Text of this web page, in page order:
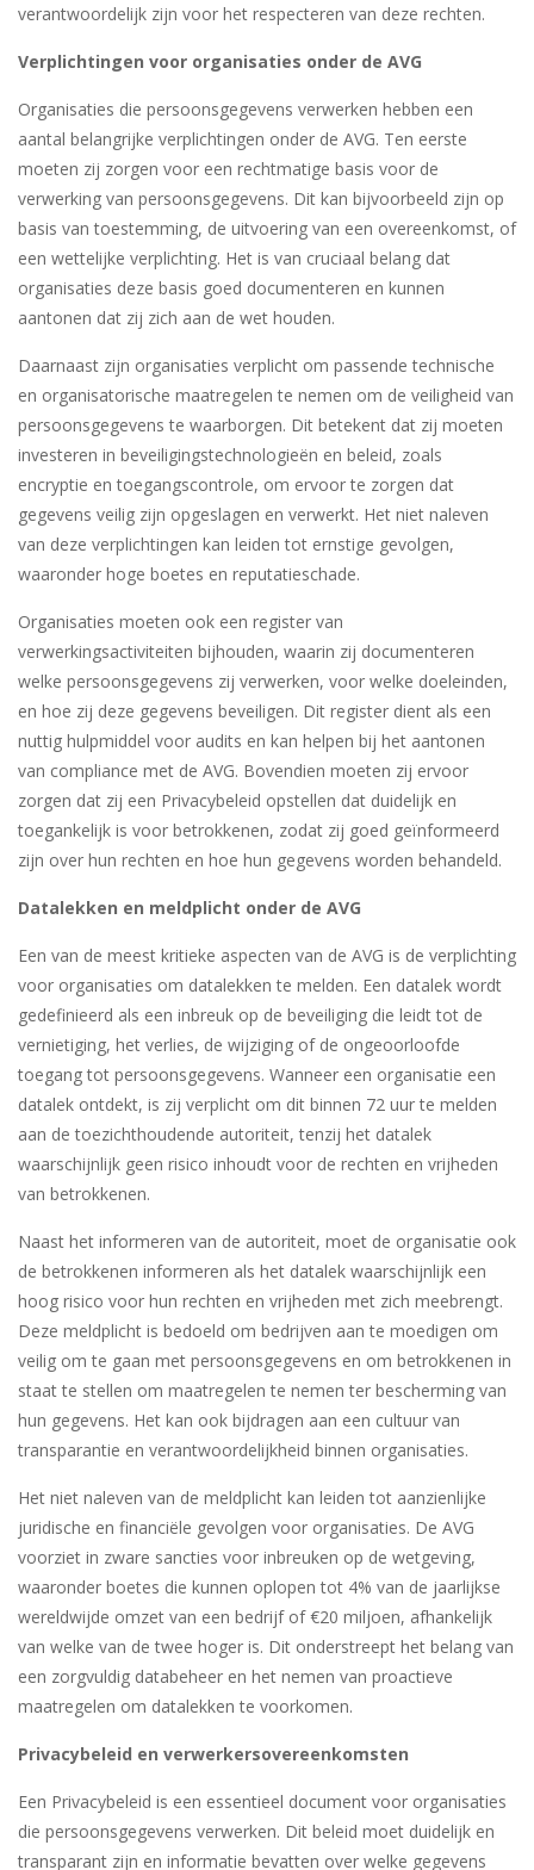
verantwoordelijk zijn voor het respecteren van deze rechten.
Verplichtingen voor organisaties onder de AVG
Organisaties die persoonsgegevens verwerken hebben een
aantal belangrijke verplichtingen onder de AVG. Ten eerste
moeten zij zorgen voor een rechtmatige basis voor de
verwerking van persoonsgegevens. Dit kan bijvoorbeeld zijn op
basis van toestemming, de uitvoering van een overeenkomst, of
een wettelijke verplichting. Het is van cruciaal belang dat
organisaties deze basis goed documenteren en kunnen
aantonen dat zij zich aan de wet houden.
Daarnaast zijn organisaties verplicht om passende technische
en organisatorische maatregelen te nemen om de veiligheid van
persoonsgegevens te waarborgen. Dit betekent dat zij moeten
investeren in beveiligingstechnologieën en beleid, zoals
encryptie en toegangscontrole, om ervoor te zorgen dat
gegevens veilig zijn opgeslagen en verwerkt. Het niet naleven
van deze verplichtingen kan leiden tot ernstige gevolgen,
waaronder hoge boetes en reputatieschade.
Organisaties moeten ook een register van
verwerkingsactiviteiten bijhouden, waarin zij documenteren
welke persoonsgegevens zij verwerken, voor welke doeleinden,
en hoe zij deze gegevens beveiligen. Dit register dient als een
nuttig hulpmiddel voor audits en kan helpen bij het aantonen
van compliance met de AVG. Bovendien moeten zij ervoor
zorgen dat zij een Privacybeleid opstellen dat duidelijk en
toegankelijk is voor betrokkenen, zodat zij goed geïnformeerd
zijn over hun rechten en hoe hun gegevens worden behandeld.
Datalekken en meldplicht onder de AVG
Een van de meest kritieke aspecten van de AVG is de verplichting
voor organisaties om datalekken te melden. Een datalek wordt
gedefinieerd als een inbreuk op de beveiliging die leidt tot de
vernietiging, het verlies, de wijziging of de ongeoorloofde
toegang tot persoonsgegevens. Wanneer een organisatie een
datalek ontdekt, is zij verplicht om dit binnen 72 uur te melden
aan de toezichthoudende autoriteit, tenzij het datalek
waarschijnlijk geen risico inhoudt voor de rechten en vrijheden
van betrokkenen.
Naast het informeren van de autoriteit, moet de organisatie ook
de betrokkenen informeren als het datalek waarschijnlijk een
hoog risico voor hun rechten en vrijheden met zich meebrengt.
Deze meldplicht is bedoeld om bedrijven aan te moedigen om
veilig om te gaan met persoonsgegevens en om betrokkenen in
staat te stellen om maatregelen te nemen ter bescherming van
hun gegevens. Het kan ook bijdragen aan een cultuur van
transparantie en verantwoordelijkheid binnen organisaties.
Het niet naleven van de meldplicht kan leiden tot aanzienlijke
juridische en financiële gevolgen voor organisaties. De AVG
voorziet in zware sancties voor inbreuken op de wetgeving,
waaronder boetes die kunnen oplopen tot 4% van de jaarlijkse
wereldwijde omzet van een bedrijf of €20 miljoen, afhankelijk
van welke van de twee hoger is. Dit onderstreept het belang van
een zorgvuldig databeheer en het nemen van proactieve
maatregelen om datalekken te voorkomen.
Privacybeleid en verwerkersovereenkomsten
Een Privacybeleid is een essentieel document voor organisaties
die persoonsgegevens verwerken. Dit beleid moet duidelijk en
transparant zijn en informatie bevatten over welke gegevens